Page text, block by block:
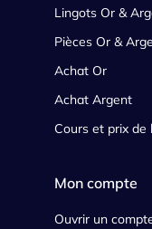
Lingots Or &
Pièces Or &
Achat Or
Achat Argent
Cours et prix de
Mon compte
Ouvrir un